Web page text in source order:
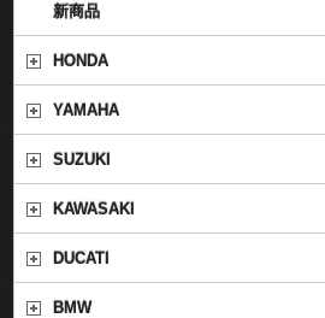
新商品
HONDA
YAMAHA
SUZUKI
KAWASAKI
DUCATI
BMW